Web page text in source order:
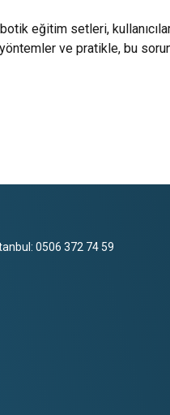
eğitim setleri,
ve pratikle, bu
0506 372 74 59